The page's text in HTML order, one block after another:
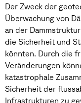
Der Zweck der
Überwachung von
an der
die Sicherheit und
könnten. Durch die
Veränderungen
katastrophale
Sicherheit der
Infrastrukturen zu